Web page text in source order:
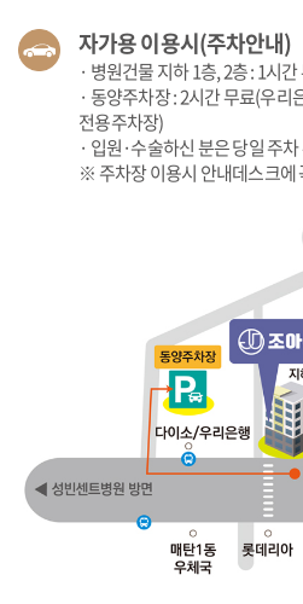
자가용 이용시(주차안내)
· 병원건물 지하 1층, 2층 : 1시간
· 동양주차장 : 2시간 무료(우리
전용주차장)
· 입원·수술하신 분은 당일 주
※ 주차장 이용시 안내데스크에